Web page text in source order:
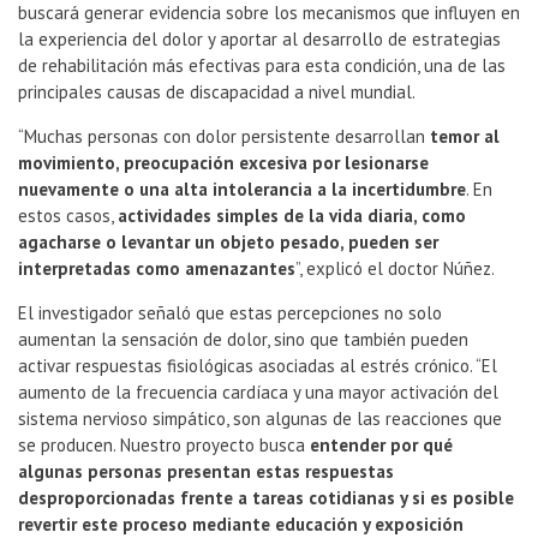
buscará generar evidencia sobre los mecanismos que influyen en
la experiencia del dolor y aportar al desarrollo de estrategias
de rehabilitación más efectivas para esta condición, una de las
principales causas de discapacidad a nivel mundial.
“Muchas personas con dolor persistente desarrollan temor al
movimiento, preocupación excesiva por lesionarse
nuevamente o una alta intolerancia a la incertidumbre. En
estos casos, actividades simples de la vida diaria, como
agacharse o levantar un objeto pesado, pueden ser
interpretadas como amenazantes”, explicó el doctor Núñez.
El investigador señaló que estas percepciones no solo
aumentan la sensación de dolor, sino que también pueden
activar respuestas fisiológicas asociadas al estrés crónico. “El
aumento de la frecuencia cardíaca y una mayor activación del
sistema nervioso simpático, son algunas de las reacciones que
se producen. Nuestro proyecto busca entender por qué
algunas personas presentan estas respuestas
desproporcionadas frente a tareas cotidianas y si es posible
revertir este proceso mediante educación y exposición